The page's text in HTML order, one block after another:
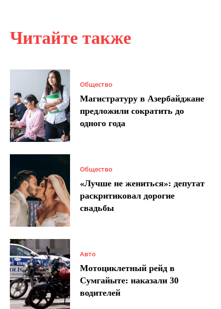
Читайте также
Общество
Магистратуру в Азербайджане
предложили сократить до
одного года
Общество
«Лучше не жениться»: депутат
раскритиковал дорогие
свадьбы
Авто
Мотоциклетный рейд в
Сумгайыте: наказали 30
водителей